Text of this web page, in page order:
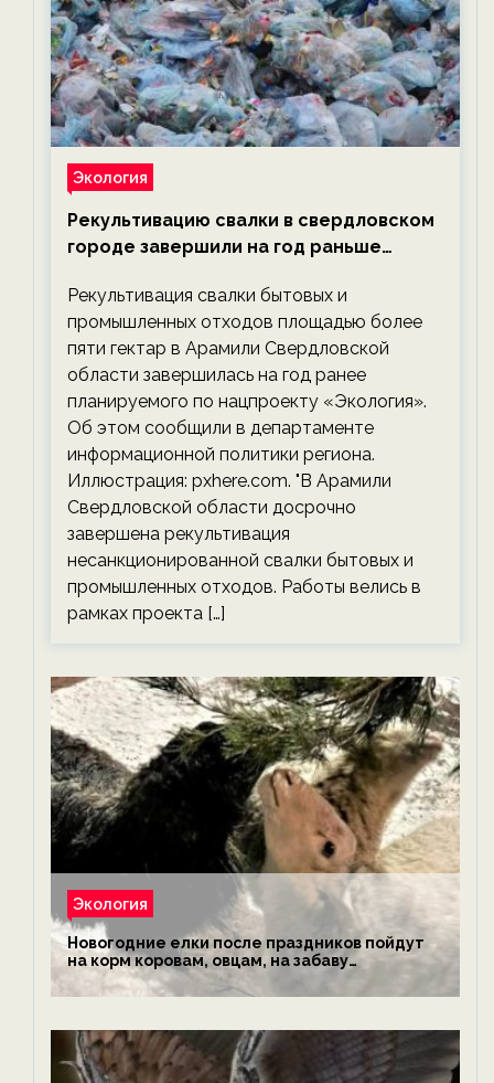
Экология
Рекультивацию свалки в свердловском
городе завершили на год раньше
экологии на ECOportal
Рекультивация свалки бытовых и
промышленных отходов площадью более
пяти гектар в Арамили Свердловской
области завершилась на год ранее
планируемого по нацпроекту «Экология».
Об этом сообщили в департаменте
информационной политики региона.
Иллюстрация: pxhere.com. "В Арамили
Свердловской области досрочно
завершена рекультивация
несанкционированной свалки бытовых и
промышленных отходов. Работы велись в
рамках проекта […]
Экология
Новогодние елки после праздников пойдут
на корм коровам, овцам, на забаву
обезьянам, львам и леопардам — новости
экологии на ECOportal